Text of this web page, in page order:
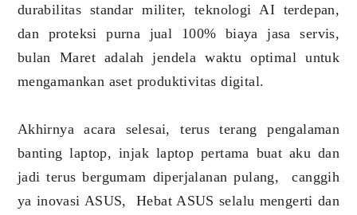
durabilitas standar militer, teknologi AI terdepan,
dan proteksi purna jual 100% biaya jasa servis,
bulan Maret adalah jendela waktu optimal untuk
mengamankan aset produktivitas digital.
Akhirnya acara selesai, terus terang pengalaman
banting laptop, injak laptop pertama buat aku dan
jadi terus bergumam diperjalanan pulang, canggih
ya inovasi ASUS, Hebat ASUS selalu mengerti dan